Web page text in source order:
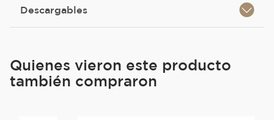
Descargables
Quienes vieron este producto
también compraron